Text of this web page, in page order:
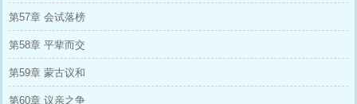
第57章 会试落榜
第58章 平辈而交
第59章 蒙古议和
第60章 议亲之争